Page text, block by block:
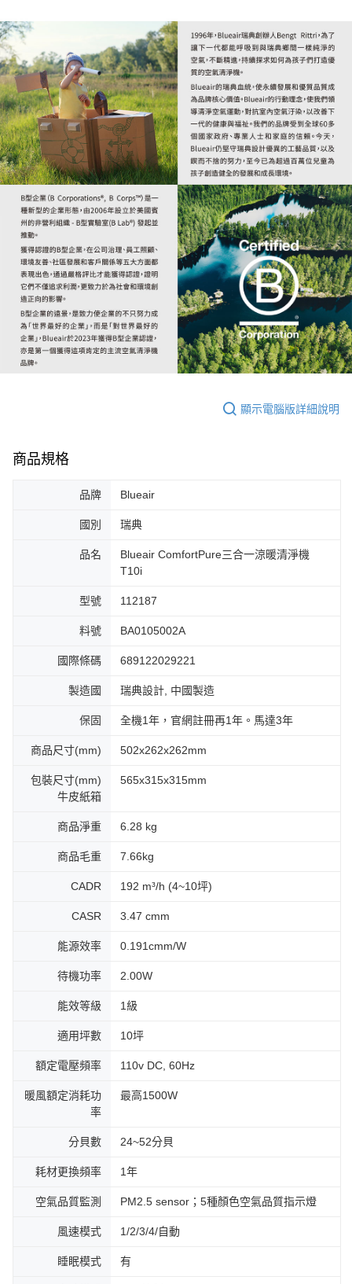
顯示電腦版詳細說明
商品規格
品牌 Blueair
國別 瑞典
品名
Blueair ComfortPure三合一涼暖清淨機
T10i
型號 112187
料號 BA0105002A
國際條碼 689122029221
製造國 瑞典設計, 中國製造
保固 全機1年，官網註冊再1年。馬達3年
商品尺寸(mm) 502x262x262mm
包裝尺寸(mm)
牛皮紙箱
565x315x315mm
商品淨重 6.28 kg
商品毛重 7.66kg
CADR 192 m³/h (4~10坪)
CASR 3.47 cmm
能源效率 0.191cmm/W
待機功率 2.00W
能效等級 1級
適用坪數 10坪
額定電壓頻率 110v DC, 60Hz
暖風額定消耗功
率
最高1500W
分貝數 24~52分貝
耗材更換頻率 1年
空氣品質監測 PM2.5 sensor；5種顏色空氣品質指示燈
風速模式 1/2/3/4/自動
睡眠模式 有